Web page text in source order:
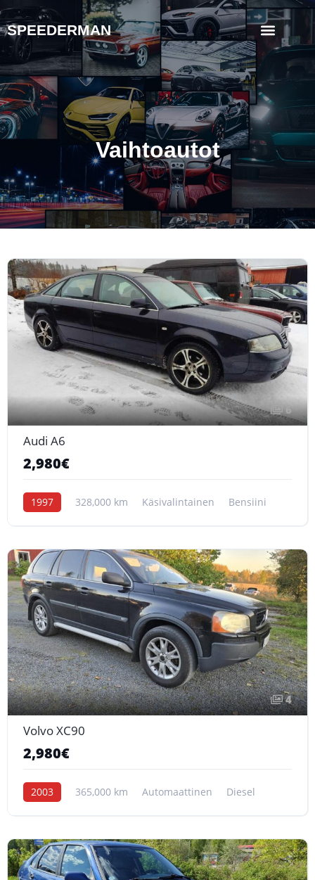
SPEEDERMAN
Vaihtoautot
6
Audi A6
2,980€
1997 328,000 km Käsivalintainen Bensiini
4
Volvo XC90
2,980€
2003 365,000 km Automaattinen Diesel